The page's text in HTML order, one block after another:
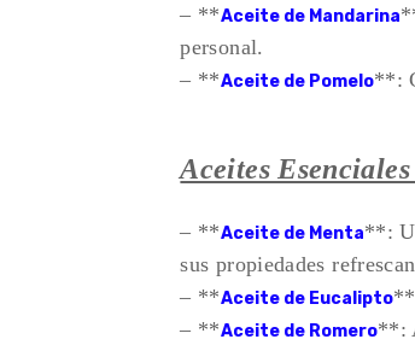
– **Aceite de Mandarina
personal.
– **Aceite de Pomelo**:
Aceites
– **Aceite de Menta**:
sus propiedades
– **Aceite de Eucalipto
– **Aceite de Romero**: